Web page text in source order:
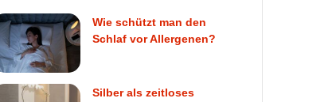
Wie schützt man den
Schlaf vor Allergenen?
Silber als zeitloses